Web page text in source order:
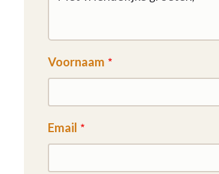
Voornaam
Email